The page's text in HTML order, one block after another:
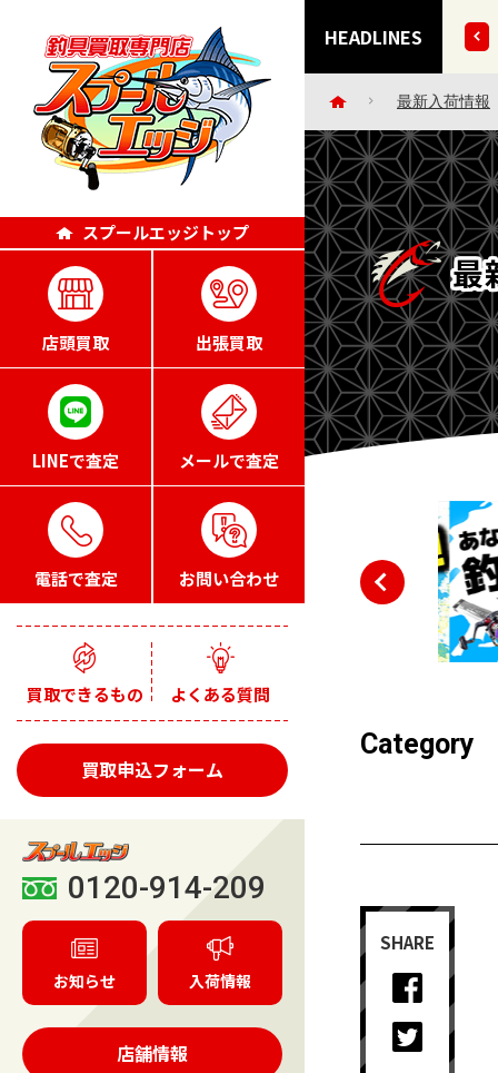
スプールエッジトップ
店頭買取 出張買取
LINEで査定 メールで査定
電話で査定 お問い合わせ
買取できるもの よくある質問
買取申込フォーム
0120-914-209
お知らせ 入荷情報
店舗情報
HEADLINES
ー・小物など 30点掲載いたしました!!
最新入荷情報
最
Category
SHARE